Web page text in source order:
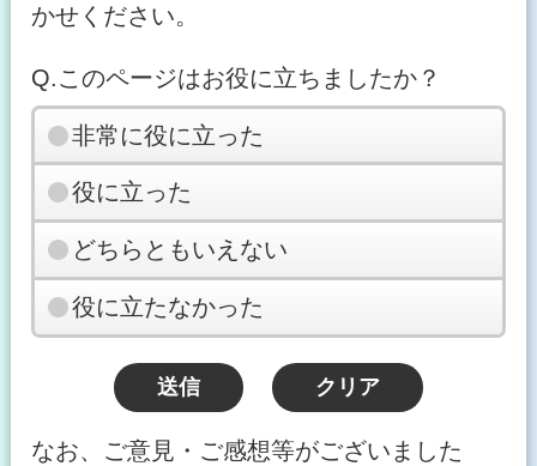
かせください。
Q.このページはお役に立ちましたか？
非常に役に立った
役に立った
どちらともいえない
役に立たなかった
なお、ご意見・ご感想等がございました